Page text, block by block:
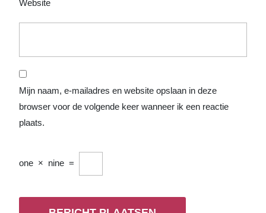
Website
Mijn naam, e-mailadres en website opslaan in deze
browser voor de volgende keer wanneer ik een reactie
plaats.
one × nine =